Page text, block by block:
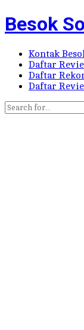
Besok
Kontak
Daftar
Daftar
Daftar